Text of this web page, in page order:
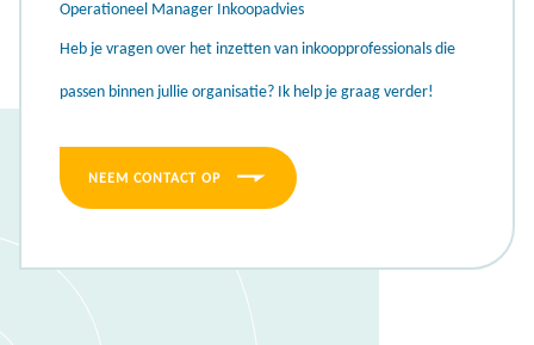
Operationeel Manager Inkoopadvies
Heb je vragen over het inzetten van inkoopprofessionals die
passen binnen jullie organisatie? Ik help je graag verder!
NEEM CONTACT OP